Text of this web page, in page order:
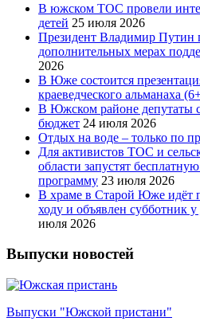
В южском ТОС провели
детей 25 июля 2026
Президент Владимир Путин
дополнительных мерах
2026
В Юже состоится
краеведческого альманаха
В Южском районе депутаты
бюджет 24 июля 2026
Отдых на воде – только по
Для активистов ТОС и
области запустят
программу 23 июля 2026
В храме в Старой Юже идёт
ходу и объявлен субботник
июля 2026
Выпуски новостей
Выпуски "Южской пристани"